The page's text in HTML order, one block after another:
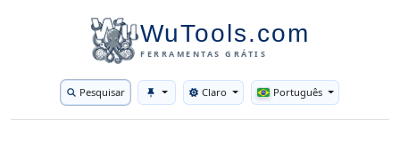
WuTools.com
FERRAMENTAS GRÁTIS
Pesquisar Toggle theme
Claro Português